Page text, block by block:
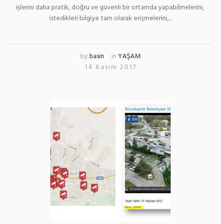
işlerini daha pratik, doğru ve güvenli bir ortamda yapabilmelerini,
istedikleri bilgiye tam olarak erişmelerini,...
bybasin inYAŞAM
14 Kasım 2017